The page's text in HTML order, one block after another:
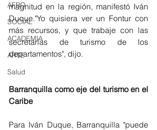
AFRO
SOCIAL
ACADEMIA
ARTE
Salud
magnitud en la región, manifestó Iván
Duque."Yo quisiera ver un Fontur con
más recursos, y que trabaje con las
secretarías de turismo de los
departamentos", dijo.
Barranquilla como eje del turismo en el
Caribe
Para Iván Duque, Barranquilla "puede